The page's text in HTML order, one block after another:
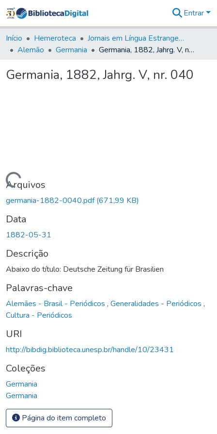
&
Coleções
Tudo na
Digital
Entrar
Início Hemeroteca
Jornais em Língua Estrangeira
Alemão
Germania Germania, 1882, Jahrg. V, nr. 040
Germania, 1882, Jahrg. V, nr. 040
Carregando...
Arquivos
germania-1882-0040.pdf(671,99 KB)
Data
1882-05-31
Descrição
Abaixo do título: Deutsche Zeitung für Brasilien
Palavras-chave
Alemães - Brasil - Periódicos , Generalidades - Periódicos ,
Cultura - Periódicos
URI
http://bibdig.biblioteca.unesp.br/handle/10/23431
Coleções
Germania
Germania
Página do item completo